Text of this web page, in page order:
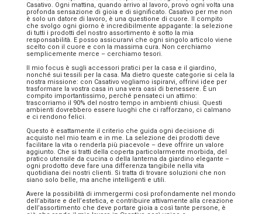
Casativo. Ogni mattina, quando arrivo al lavoro, provo ogni volta una
profonda sensazione di gioia e di significato. Casativo per me non
è solo un datore di lavoro, è una questione di cuore. Il compito
che svolgo ogni giorno è incredibilmente appagante: la selezione
di tutti i prodotti del nostro assortimento è sotto la mia
responsabilità. E posso assicurarvi che ogni singolo articolo viene
scelto con il cuore e con la massima cura. Non cerchiamo
semplicemente merce – cerchiamo tesori.
Il mio focus è sugli accessori pratici per la casa e il giardino,
nonché sui tessili per la casa. Ma dietro queste categorie si cela la
nostra missione: con Casativo vogliamo ispirarvi, offrirvi idee per
trasformare la vostra casa in una vera oasi di benessere. È un
compito importantissimo, perché pensateci un attimo:
trascorriamo il 90% del nostro tempo in ambienti chiusi. Questi
ambienti dovrebbero essere luoghi che ci rafforzano, ci calmano
e ci rendono felici.
Questo è esattamente il criterio che guida ogni decisione di
acquisto nel mio team e in me. La selezione dei prodotti deve
facilitare la vita o renderla più piacevole – deve offrire un valore
aggiunto. Che si tratti della coperta particolarmente morbida, del
pratico utensile da cucina o della lanterna da giardino elegante –
ogni prodotto deve fare una differenza tangibile nella vita
quotidiana dei nostri clienti. Si tratta di trovare soluzioni che non
siano solo belle, ma anche intelligenti e utili.
Avere la possibilità di immergermi così profondamente nel mondo
dell’abitare e dell’estetica, e contribuire attivamente alla creazione
dell’assortimento che deve portare gioia a così tante persone, è